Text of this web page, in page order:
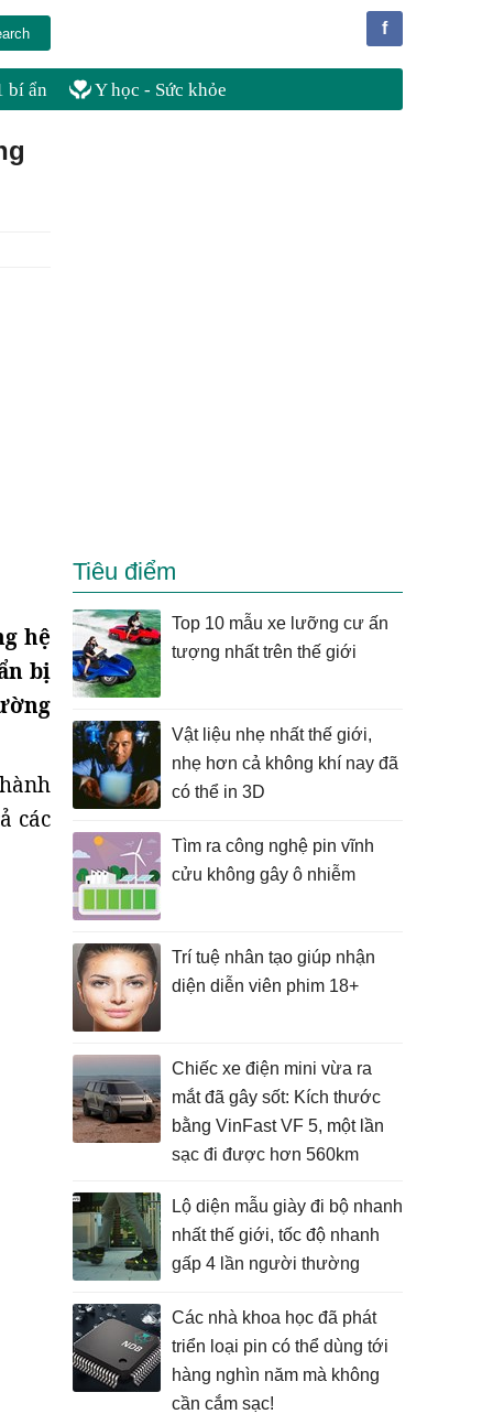
f
bí ẩn Y học - Sức khỏe
hệ
bị
các
Tiêu điểm
Top 10 mẫu xe lưỡng cư ấn
tượng nhất trên thế giới
Vật liệu nhẹ nhất thế giới,
nhẹ hơn cả không khí nay đã
có thể in 3D
Tìm ra công nghệ pin vĩnh
cửu không gây ô nhiễm
Trí tuệ nhân tạo giúp nhận
diện diễn viên phim 18+
Chiếc xe điện mini vừa ra
mắt đã gây sốt: Kích thước
bằng VinFast VF 5, một lần
sạc đi được hơn 560km
Lộ diện mẫu giày đi bộ nhanh
nhất thế giới, tốc độ nhanh
gấp 4 lần người thường
Các nhà khoa học đã phát
triển loại pin có thể dùng tới
hàng nghìn năm mà không
cần cắm sạc!